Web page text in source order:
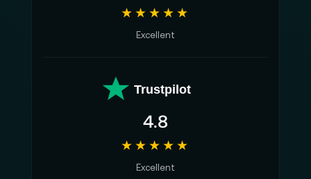
★★★★★
Excellent
Trustpilot
4.8
★★★★★
Excellent